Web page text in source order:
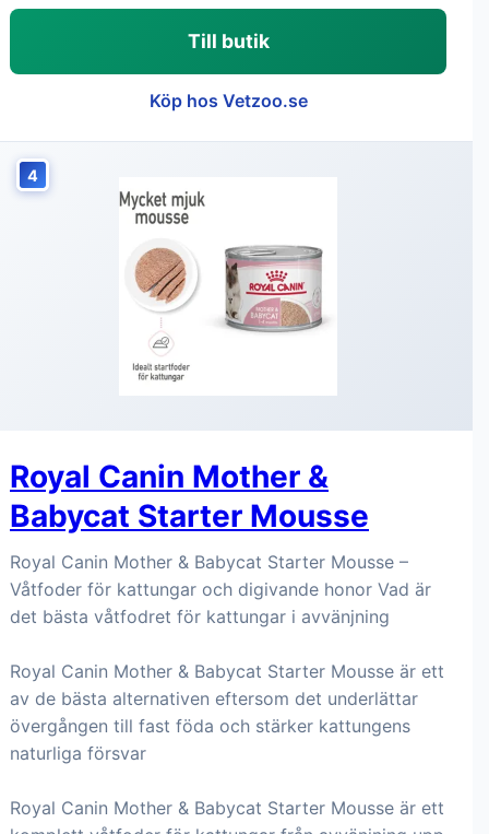
Till butik
Köp hos Vetzoo.se
4
Royal Canin Mother &
Babycat Starter Mousse
Royal Canin Mother & Babycat Starter Mousse –
Våtfoder för kattungar och digivande honor Vad är
det bästa våtfodret för kattungar i avvänjning
Royal Canin Mother & Babycat Starter Mousse är ett
av de bästa alternativen eftersom det underlättar
övergången till fast föda och stärker kattungens
naturliga försvar
Royal Canin Mother & Babycat Starter Mousse är ett